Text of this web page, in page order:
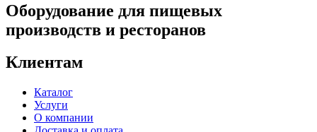
Оборудование для пищевых
производств и ресторанов
Клиентам
Каталог
Услуги
О компании